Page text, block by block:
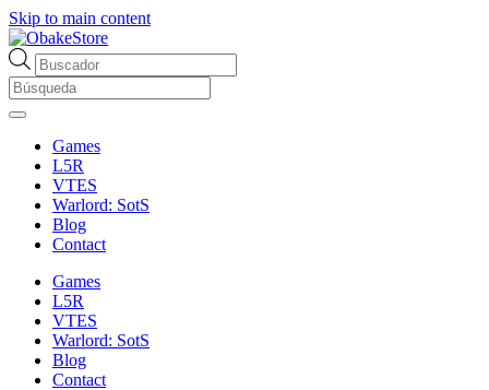
Skip to main content
Búsqueda
de
productos
Games
L5R
VTES
Warlord: SotS
Blog
Contact
Games
L5R
VTES
Warlord: SotS
Blog
Contact